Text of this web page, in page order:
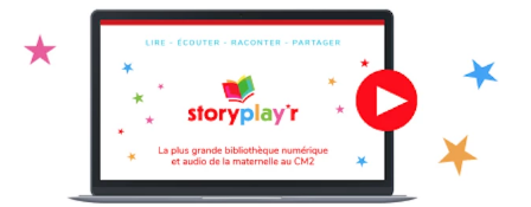
En famille
Quotidien et loisirs